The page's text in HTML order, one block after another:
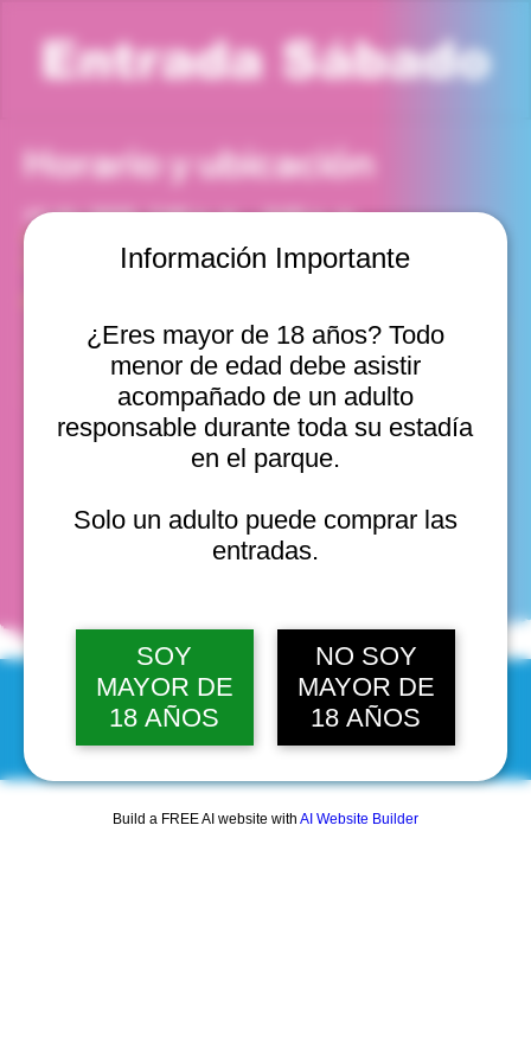
Información Importante
¿Eres mayor de 18 años? Todo
menor de edad debe asistir
acompañado de un adulto
responsable durante toda su estadía
en el parque.
Solo un adulto puede comprar las
entradas.
SOY
MAYOR DE
18 AÑOS
NO SOY
MAYOR DE
18 AÑOS
Build a FREE AI website with AI Website Builder
Entrada Sábado
Horario y ubicación
13 dic 2025, 7:00 p. m. – 8:00 p. m.
Viña del Mar, Cam. Internacional 2440, Viña del Mar,
Valparaíso, Chile
sáb, 08 ago, 10:00 a. m.
sáb, 08 ago, 11:00 a. m.
sáb, 08 ago, 12:00 p. m.
Ver 22
fechas
© 2025 by Scantastic.